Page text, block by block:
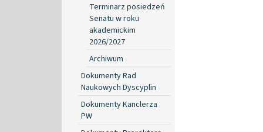
Terminarz posiedzeń
Senatu w roku
akademickim
2026/2027
Archiwum
Dokumenty Rad
Naukowych Dyscyplin
Dokumenty Kanclerza
PW